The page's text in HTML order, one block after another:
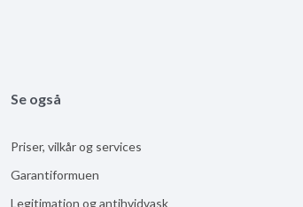
Se også
Priser, vilkår og services
Garantiformuen
Legitimation og antihvidvask